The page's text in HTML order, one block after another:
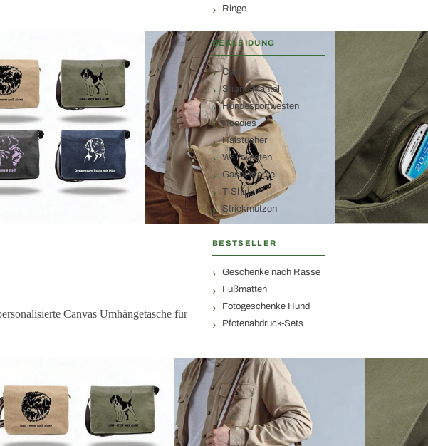
Ringe
BEKLEIDUNG
Caps
Strand-Mantel
Hundesportwesten
Hoodies
Halstücher
Warnwesten
Gassi-Mantel
T-Shirts
Strickmützen
BESTSELLER
Geschenke nach Rasse
Fußmatten
Fotogeschenke Hund
Pfotenabdruck-Sets
Canvas Umhängetasche für